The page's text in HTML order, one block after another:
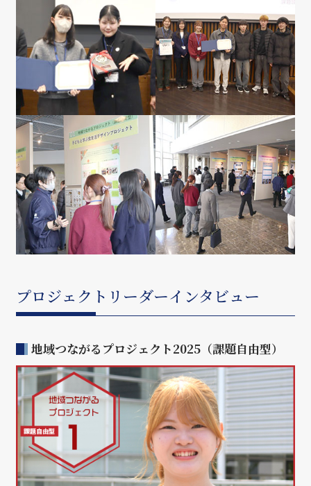
プロジェクトリーダーインタビュー
地域つながるプロジェクト2025（課題自由型）